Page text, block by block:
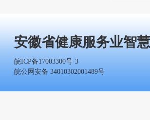
安徽省健康服务业智
皖ICP备17003300号-3
皖公网安备 34010302001489号